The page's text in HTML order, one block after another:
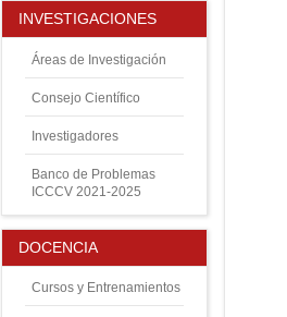
INVESTIGACIONES
Áreas de Investigación
Consejo Científico
Investigadores
Banco de Problemas
ICCCV 2021-2025
DOCENCIA
Cursos y Entrenamientos